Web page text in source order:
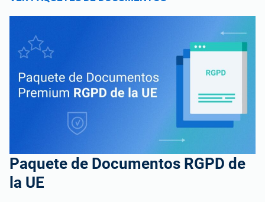
Paquete de Documentos RGPD de
la UE